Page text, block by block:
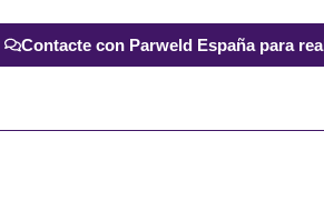
Contacte con Parweld España para